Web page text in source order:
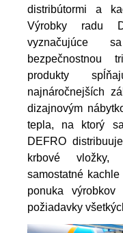
distribútormi a
Výrobky radu
vyznačujúce
bezpečnostnou
produkty
najnáročnejších
dizajnovým
tepla, na ktorý
DEFRO
krbové vložky,
samostatné
ponuka
požiadavky